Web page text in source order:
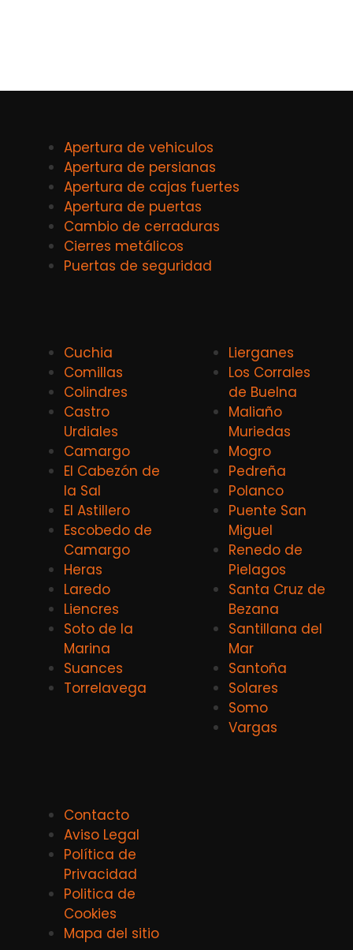
Apertura de vehiculos
Apertura de persianas
Apertura de cajas fuertes
Apertura de puertas
Cambio de cerraduras
Cierres metálicos
Puertas de seguridad
Cuchia
Comillas
Colindres
Castro
Urdiales
Camargo
El Cabezón de
la Sal
El Astillero
Escobedo de
Camargo
Heras
Laredo
Liencres
Soto de la
Marina
Suances
Torrelavega
Lierganes
Los Corrales
de Buelna
Maliaño
Muriedas
Mogro
Pedreña
Polanco
Puente San
Miguel
Renedo de
Pielagos
Santa Cruz de
Bezana
Santillana del
Mar
Santoña
Solares
Somo
Vargas
Contacto
Aviso Legal
Política de
Privacidad
Politica de
Cookies
Mapa del sitio